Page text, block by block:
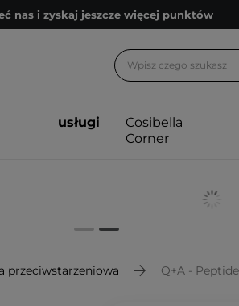
nas i zyskaj jeszcze więcej punktów
konsultacje kosmetologiczne
nas i zyskaj jeszcze więcej punktów
usługi
Cosibella
Corner
przeciwstarzeniowa Q+A - Peptide -